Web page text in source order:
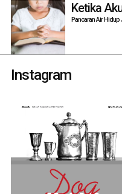
Ketika
Pancaran Air Hidup
Instagram